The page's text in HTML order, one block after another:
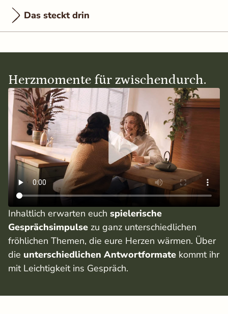
Das steckt drin
Herzmomente für zwischendurch.
Inhaltlich erwarten euch spielerische
Gesprächsimpulse zu ganz unterschiedlichen
fröhlichen Themen, die eure Herzen wärmen. Über
die unterschiedlichen Antwortformate kommt ihr
mit Leichtigkeit ins Gespräch.